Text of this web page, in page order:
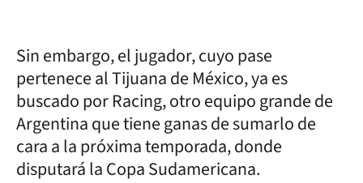
Sin embargo, el jugador, cuyo pase
pertenece al Tijuana de México, ya es
buscado por Racing, otro equipo grande de
Argentina que tiene ganas de sumarlo de
cara a la próxima temporada, donde
disputará la Copa Sudamericana.